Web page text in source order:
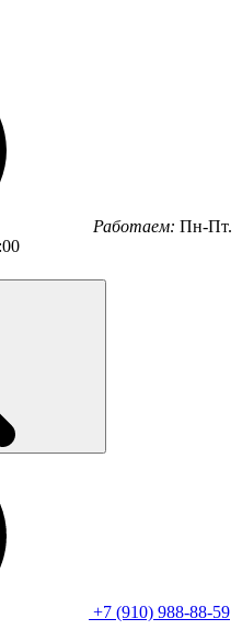
Работаем: Пн-Пт.
+7 (910) 988-88-59